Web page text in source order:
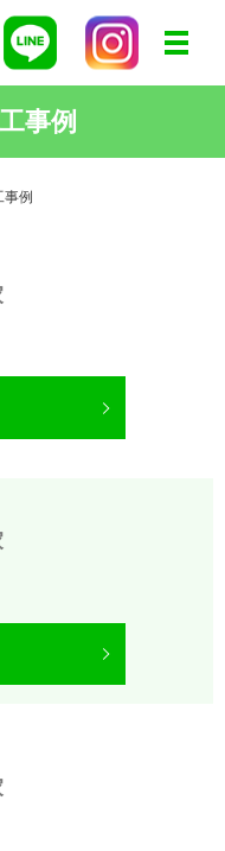
メニ
事例
例